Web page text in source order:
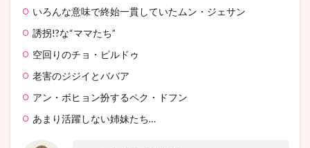
いろんな意味で終始一貫していたムン・ジェサン
誘拐!?な“ママたち”
空回りのチョ・ピルドゥ
老害のジジイとババア
アン・ボヒョン扮するペク・ドフン
あまり活躍しない姉妹たち…